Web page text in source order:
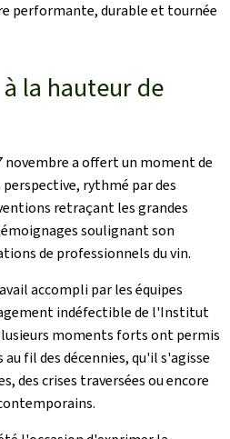
performante, durable et tournée
la hauteur de
novembre a offert un moment de
rythmé par des
retraçant les grandes
soulignant son
de professionnels du vin.
accompli par les équipes
indéfectible de l'Institut
moments forts ont permis
fil des décennies, qu'il s'agisse
des crises traversées ou encore